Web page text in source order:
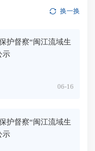
换一换
护督察“闽江流域生
示
06-16
护督察“闽江流域生
示